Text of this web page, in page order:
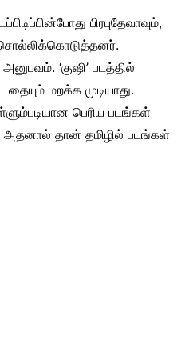
பிரபுதேவாவும்,
சொல்லிக்கொடுத்தனர்.
‘குஷி’ படத்தில்
மறக்க முடியாது.
பெரிய படங்கள்
அதனால் தான் தமிழில் படங்கள்